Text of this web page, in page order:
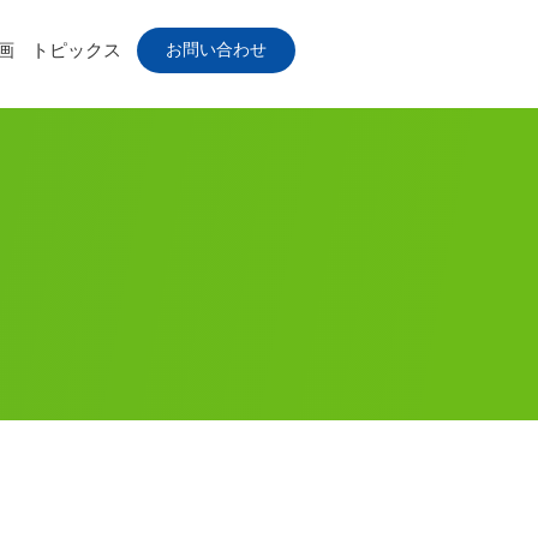
トピックス お問い合わせ